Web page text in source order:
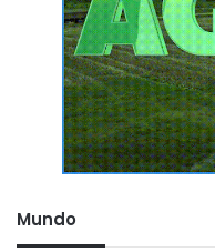
Mundo